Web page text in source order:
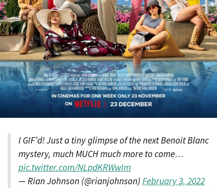
I GIF’d! Just a tiny glimpse of the next Benoit Blanc
mystery, much MUCH much more to come…
pic.twitter.com/NLpdKRWwIm
— Rian Johnson (@rianjohnson) February 3, 2022